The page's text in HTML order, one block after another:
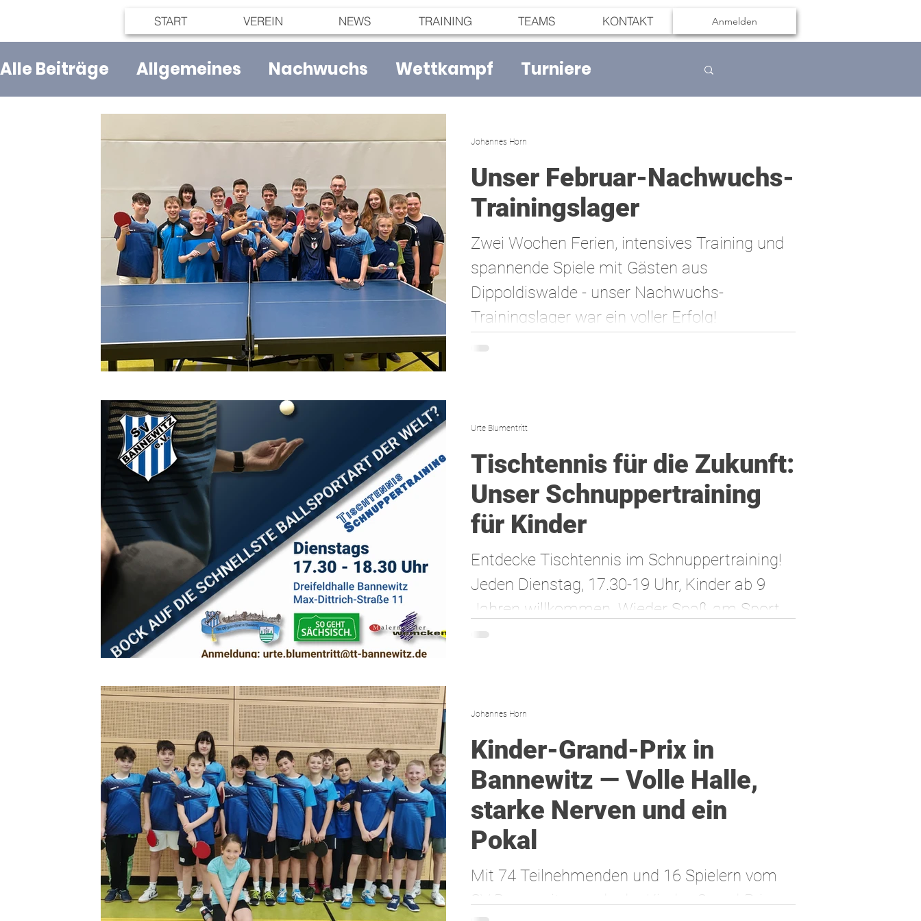
START VEREIN NEWS TRAINING TEAMS KONTAKT Anmelden
Alle Beiträge Allgemeines Nachwuchs Wettkampf Turniere
Unser Februar-Nachwuchs-
Trainingslager
Zwei Wochen Ferien, intensives Training und
spannende Spiele mit Gästen aus
Dippoldiswalde - unser Nachwuchs-
Trainingslager war ein voller Erfolg!
Johannes Horn
Tischtennis für die Zukunft:
Unser Schnuppertraining
für Kinder
Entdecke Tischtennis im Schnuppertraining!
Jeden Dienstag, 17.30-19 Uhr, Kinder ab 9
Jahren willkommen. Wieder Spaß am Sport
haben!
Urte Blumentritt
Kinder-Grand-Prix in
Bannewitz — Volle Halle,
starke Nerven und ein
Pokal
Mit 74 Teilnehmenden und 16 Spielern vom
SV Bannewitz wurde der Kinder-Grand-Prix
Johannes Horn